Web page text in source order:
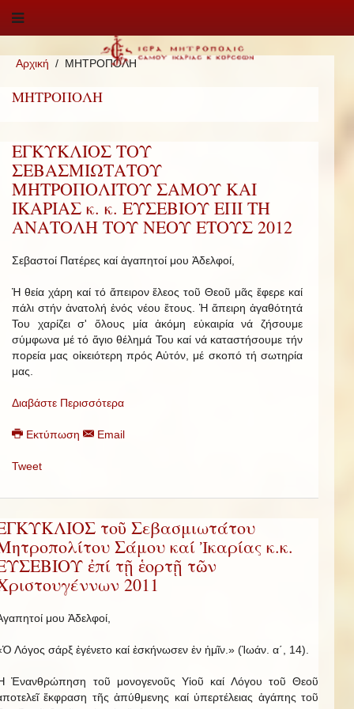
Αρχική ΜΗΤΡΟΠΟΛΗ
ΜΗΤΡΟΠΟΛΗ
ΕΓΚΥΚΛΙΟΣ ΤΟΥ
ΣΕΒΑΣΜΙΩΤΑΤΟΥ
ΜΗΤΡΟΠΟΛΙΤΟΥ ΣΑΜΟΥ ΚΑΙ
ΙΚΑΡΙΑΣ κ. κ. ΕΥΣΕΒΙΟΥ ΕΠΙ ΤΗ
ΑΝΑΤΟΛΗ ΤΟΥ ΝΕΟΥ ΕΤΟΥΣ 2012
Σεβαστοί Πατέρες καί ἀγαπητοί μου Ἀδελφοί,
Ἡ θεία χάρη καί τό ἄπειρον ἔλεος τοῦ Θεοῦ μᾶς ἔφερε καί
πάλι στήν ἀνατολή ἑνός νέου ἔτους. Ἡ ἄπειρη ἀγαθότητά
Του χαρίζει σ' ὅλους μία ἀκόμη εὐκαιρία νά ζήσουμε
σύμφωνα μέ τό ἅγιο θέλημά Του καί νά καταστήσουμε τήν
πορεία μας οἰκειότερη πρός Αὐτόν, μέ σκοπό τή σωτηρία
μας.
Διαβάστε Περισσότερα
Εκτύπωση Email
Tweet
τοῦ Σεβασμιωτάτου
Σάμου καί Ἰκαρίας κ.κ.
ἐπί τῇ ἑορτῇ τῶν
2011
μου Ἀδελφοί,
Λόγος σάρξ ἐγένετο καί ἐσκήνωσεν ἐν ἡμῖν.» (Ἰωάν. α΄, 14).
Ἐνανθρώπηση τοῦ μονογενοῦς Υἱοῦ καί Λόγου τοῦ Θεοῦ
ἔκφραση τῆς ἀπύθμενης καί ὑπερτέλειας ἀγάπης τοῦ